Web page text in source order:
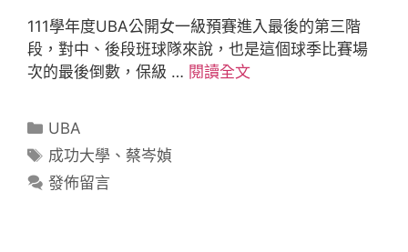
111學年度UBA公開女一級預賽進入最後的第三階
段，對中、後段班球隊來說，也是這個球季比賽場
次的最後倒數，保級 … 閱讀全文
UBA
成功大學 、 蔡岑媜
發佈留言